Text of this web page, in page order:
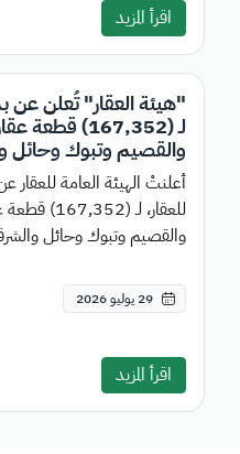
اقرأ المزيد
"هيئة العقار" تُعلن عن
لـ (167,352)
والقصيم وتبوك وحائل
أعلنتْ الهيئة العامة
للعقار، لـ
والقصيم وتبوك وحائل
29 يوليو 2026
اقرأ المزيد